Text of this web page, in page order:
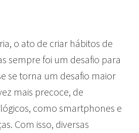
o ato de criar hábitos de
sempre foi um desafio para
se torna um desafio maior
mais precoce, de
como smartphones e
Com isso, diversas